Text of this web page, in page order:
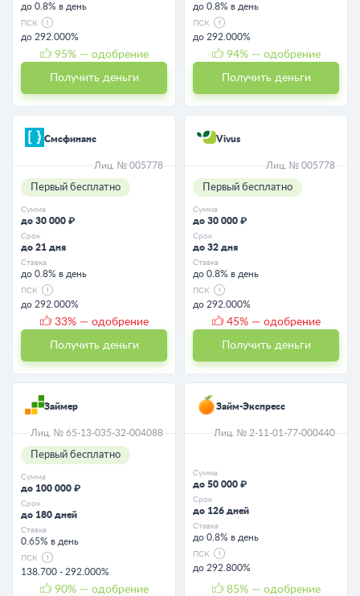
до 0.8% в день
ПСК
до 292.000%
95% — одобрение
Получить деньги
до 0.8% в день
ПСК
до 292.000%
94% — одобрение
Получить деньги
Смсфинанс
Лиц. № 005778
Первый бесплатно
Сумма
до 30 000 ₽
Срок
до 21 дня
Ставка
до 0.8% в день
ПСК
до 292.000%
33% — одобрение
Получить деньги
Vivus
Лиц. № 005778
Первый бесплатно
Сумма
до 30 000 ₽
Срок
до 32 дня
Ставка
до 0.8% в день
ПСК
до 292.000%
45% — одобрение
Получить деньги
Займер
Лиц. № 65-13-035-32-004088
Первый бесплатно
Сумма
до 100 000 ₽
Срок
до 180 дней
Ставка
0.65% в день
ПСК
138.700 - 292.000%
90% — одобрение
Займ-Экспресс
Лиц. № 2-11-01-77-000440
Сумма
до 50 000 ₽
Срок
до 126 дней
Ставка
до 0.8% в день
ПСК
до 292.800%
85% — одобрение